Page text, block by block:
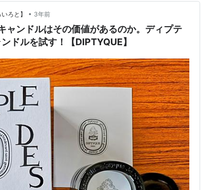
ろと】 • 3年前
ャンドルはその価値があるのか。ディプテ
ドルを試す！【DIPTYQUE】